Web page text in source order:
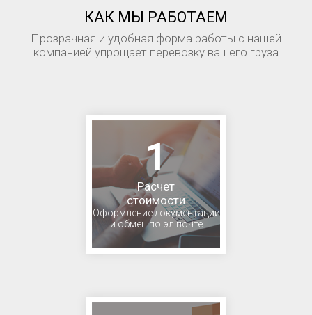
КАК МЫ РАБОТАЕМ
Прозрачная и удобная форма работы с нашей
компанией упрощает перевозку вашего груза
1
Расчет
стоимости
Оформление документации
и обмен по эл.почте